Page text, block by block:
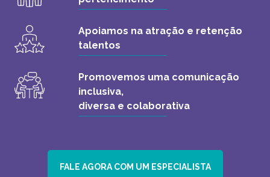
Apoiamos na atração e retenção
talentos
Promovemos uma comunicação
inclusiva,
diversa e colaborativa
FALE AGORA COM UM ESPECIALISTA